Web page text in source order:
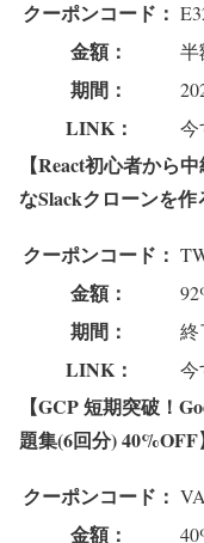
クーポンコード：
金額： 半
期間：
LINK： 今
【React初心者から
なSlackクローンを作
クーポンコード：
金額：
期間： 終
LINK： 今
【GCP 短期突破！
題集(6回分) 40%OFF
クーポンコード：
金額：